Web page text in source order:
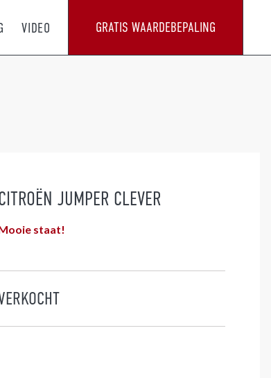
VIDEO GRATIS WAARDEBEPALING
JUMPER CLEVER
staat!